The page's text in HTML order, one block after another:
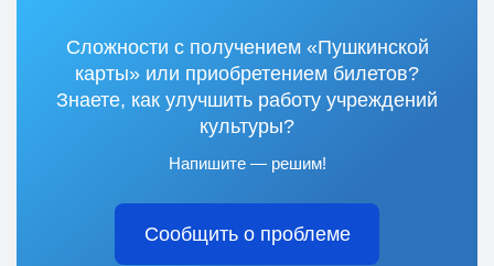
Сложности с получением «Пушкинской
карты» или приобретением билетов?
Знаете, как улучшить работу учреждений
культуры?
Напишите — решим!
Сообщить о проблеме